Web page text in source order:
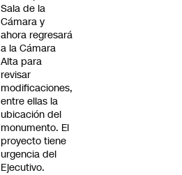
Sala de la
Cámara y
ahora regresará
a la Cámara
Alta para
revisar
modificaciones,
entre ellas la
ubicación del
monumento. El
proyecto tiene
urgencia del
Ejecutivo.